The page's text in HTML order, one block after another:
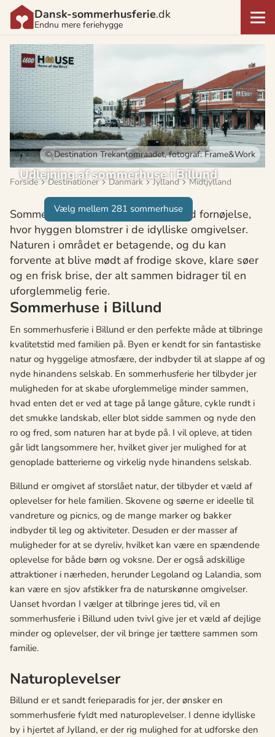
Dansk-sommerhusferie.dk
Endnu mere feriehygge
© Destination Trekantomraadet, fotograf: Frame&Work
Udlejning af sommerhuse i Billund
Vælg mellem 281 sommerhuse
Forside Destinationer Danmark Jylland Midtjylland
Sommerhusferien i Billund er en sand fornøjelse,
hvor hyggen blomstrer i de idylliske omgivelser.
Naturen i området er betagende, og du kan
forvente at blive mødt af frodige skove, klare søer
og en frisk brise, der alt sammen bidrager til en
uforglemmelig ferie.
Sommerhuse i Billund
En sommerhusferie i Billund er den perfekte måde at tilbringe
kvalitetstid med familien på. Byen er kendt for sin fantastiske
natur og hyggelige atmosfære, der indbyder til at slappe af og
nyde hinandens selskab. En sommerhusferie her tilbyder jer
muligheden for at skabe uforglemmelige minder sammen,
hvad enten det er ved at tage på lange gåture, cykle rundt i
det smukke landskab, eller blot sidde sammen og nyde den
ro og fred, som naturen har at byde på. I vil opleve, at tiden
går lidt langsommere her, hvilket giver jer mulighed for at
genoplade batterierne og virkelig nyde hinandens selskab.
Billund er omgivet af storslået natur, der tilbyder et væld af
oplevelser for hele familien. Skovene og søerne er ideelle til
vandreture og picnics, og de mange marker og bakker
indbyder til leg og aktiviteter. Desuden er der masser af
muligheder for at se dyreliv, hvilket kan være en spændende
oplevelse for både børn og voksne. Der er også adskillige
attraktioner i nærheden, herunder Legoland og Lalandia, som
kan være en sjov afstikker fra de naturskønne omgivelser.
Uanset hvordan I vælger at tilbringe jeres tid, vil en
sommerhusferie i Billund uden tvivl give jer et væld af dejlige
minder og oplevelser, der vil bringe jer tættere sammen som
familie.
Naturoplevelser
Billund er et sandt ferieparadis for jer, der ønsker en
sommerhusferie fyldt med naturoplevelser. I denne idylliske
by i hjertet af Jylland, er der rig mulighed for at udforske den